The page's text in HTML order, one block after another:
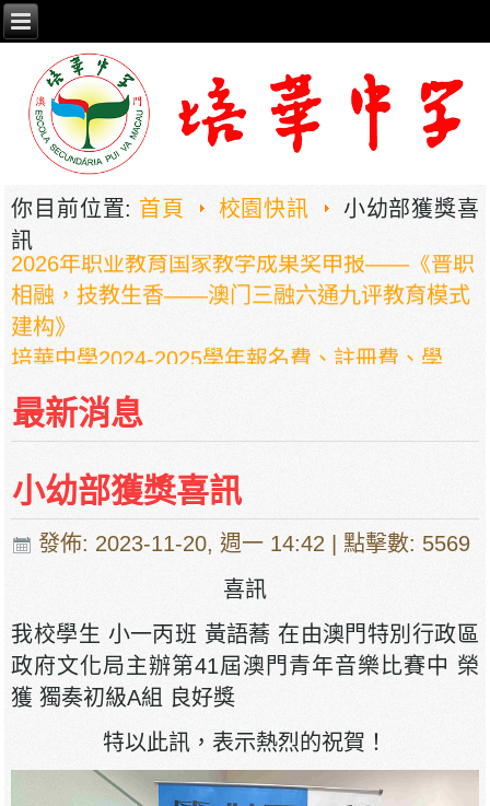
你目前位置: 首頁 校園快訊
小幼部獲獎喜
訊
2026年职业教育国家教学成果奖申报——《普职
相融，技教生香——澳门三融六通九评教育模式
建构》
培華中學2024-2025學年報名費、註冊費、學
項目
培華中學收費項目一覽表
停課通知
最新消息
小幼部獲獎喜訊
發佈: 2023-11-20, 週一 14:42 | 點擊數: 5569
喜訊
我校學生 小一丙班 黃語蕎 在由澳門特別行政區
政府文化局主辦第41屆澳門青年音樂比賽中 榮
獲 獨奏初級A組 良好獎
特以此訊，表示熱烈的祝賀！